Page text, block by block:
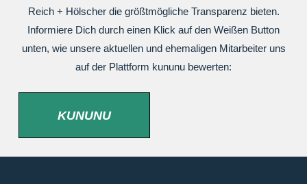
Reich + Hölscher die größtmögliche Transparenz bieten.
Informiere Dich durch einen Klick auf den Weißen Button
unten, wie unsere aktuellen und ehemaligen Mitarbeiter uns
auf der Plattform kununu bewerten:
KUNUNU